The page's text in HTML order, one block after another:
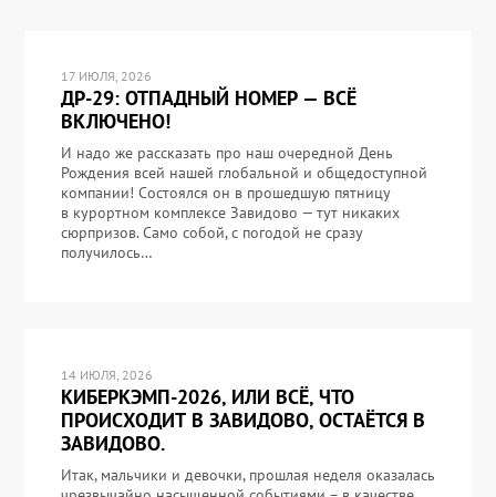
17 ИЮЛЯ, 2026
ДР-29: ОТПАДНЫЙ НОМЕР — ВСЁ
ВКЛЮЧЕНО!
И надо же рассказать про наш очередной День
Рождения всей нашей глобальной и общедоступной
компании! Состоялся он в прошедшую пятницу
в курортном комплексе Завидово — тут никаких
сюрпризов. Само собой, с погодой не сразу
получилось…
14 ИЮЛЯ, 2026
КИБЕРКЭМП-2026, ИЛИ ВСЁ, ЧТО
ПРОИСХОДИТ В ЗАВИДОВО, ОСТАЁТСЯ В
ЗАВИДОВО.
Итак, мальчики и девочки, прошлая неделя оказалась